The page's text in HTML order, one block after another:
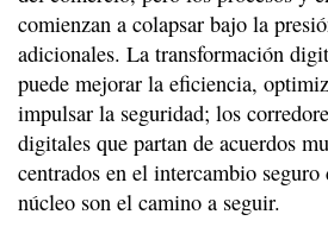
comienzan a colapsar bajo la
adicionales. La transformación
puede mejorar la eficiencia,
impulsar la seguridad; los
digitales que partan de acuerdos
centrados en el intercambio
núcleo son el camino a seguir.